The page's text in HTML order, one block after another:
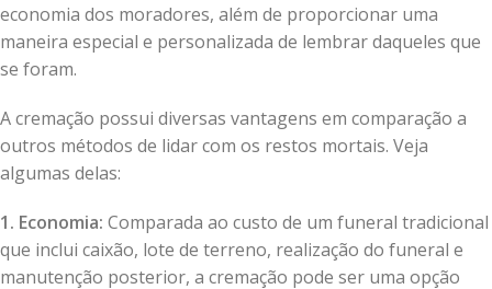
economia dos moradores, além de proporcionar uma
maneira especial e personalizada de lembrar daqueles que
se foram.
A cremação possui diversas vantagens em comparação a
outros métodos de lidar com os restos mortais. Veja
algumas delas:
1. Economia: Comparada ao custo de um funeral tradicional
que inclui caixão, lote de terreno, realização do funeral e
manutenção posterior, a cremação pode ser uma opção